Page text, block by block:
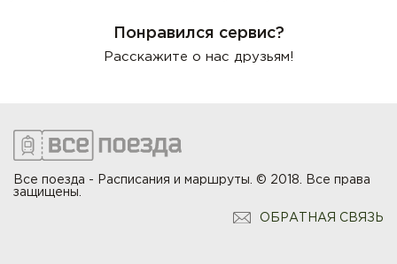
Понравился сервис?
Расскажите о нас друзьям!
Все поезда - Расписания и маршруты. © 2018. Все права
защищены.
ОБРАТНАЯ СВЯЗЬ